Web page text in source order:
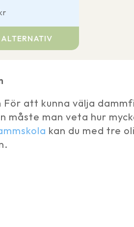
För att kunna välja
måste man veta hur
kan du med tre